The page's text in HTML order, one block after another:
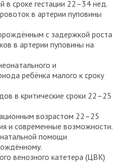
в сроке гестации 22–34 нед.
в артерии пуповины
с задержкой роста
в артерии пуповины на
и
ребёнка малого к сроку
в критические сроки 22–25
возрастом 22–25
и современные возможности.
помощи
венозного катетера (ЦВК)